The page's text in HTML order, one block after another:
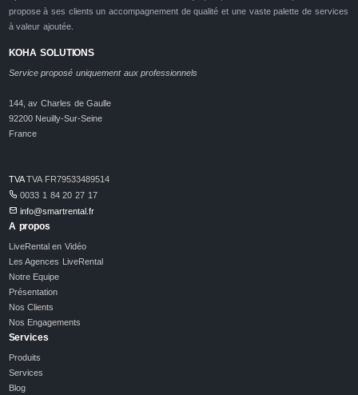
propose à ses clients un accompagnement de qualité et une vaste palette de services
à valeur ajoutée.
KOHA SOLUTIONS
Service proposé uniquement aux professionnels
144, av Charles de Gaulle
92200 Neuilly-Sur-Seine
France
TVATVA FR79533489514
0033 1 84 20 27 17
info@smartrental.fr
A propos
LiveRental en Vidéo
Les Agences LiveRental
Notre Equipe
Présentation
Nos Clients
Nos Engagements
Services
Produits
Services
Blog